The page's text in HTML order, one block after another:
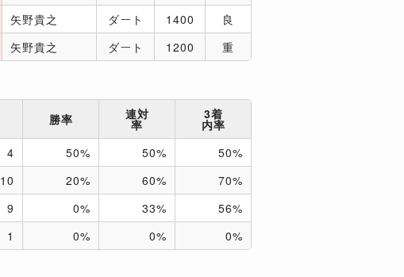
矢野貴之 ダート 1400
良
矢野貴之 ダート 1200 重
勝率 連対
率
3着
内率
4 50% 50%
50%
10 20% 60%
70%
9 0% 33%
56%
1 0% 0% 0%